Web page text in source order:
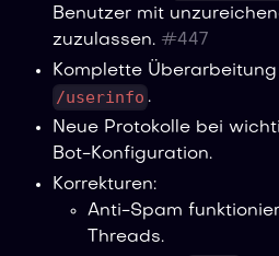
Benutzer mit
zuzulassen. #447
Komplette
/userinfo .
Neue Protokolle bei
Bot-Konfiguration.
Korrekturen:
Anti-Spam
Threads.